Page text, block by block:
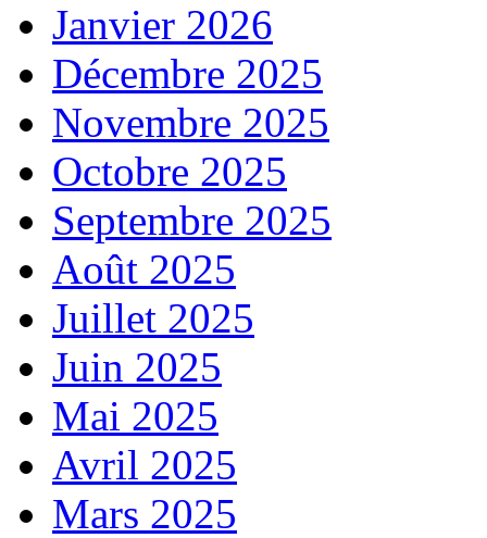
Janvier 2026
Décembre 2025
Novembre 2025
Octobre 2025
Septembre 2025
Août 2025
Juillet 2025
Juin 2025
Mai 2025
Avril 2025
Mars 2025